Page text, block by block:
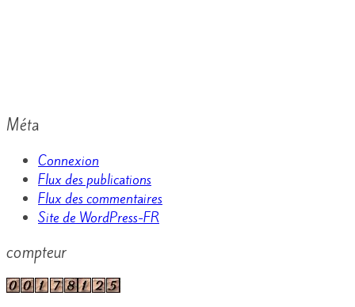
Méta
Connexion
Flux des publications
Flux des commentaires
Site de WordPress-FR
compteur